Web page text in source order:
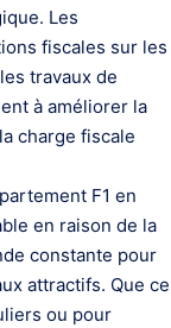
Les
fiscales sur les
travaux de
à améliorer la
charge fiscale
F1 en
en raison de la
constante pour
attractifs. Que ce
ou pour